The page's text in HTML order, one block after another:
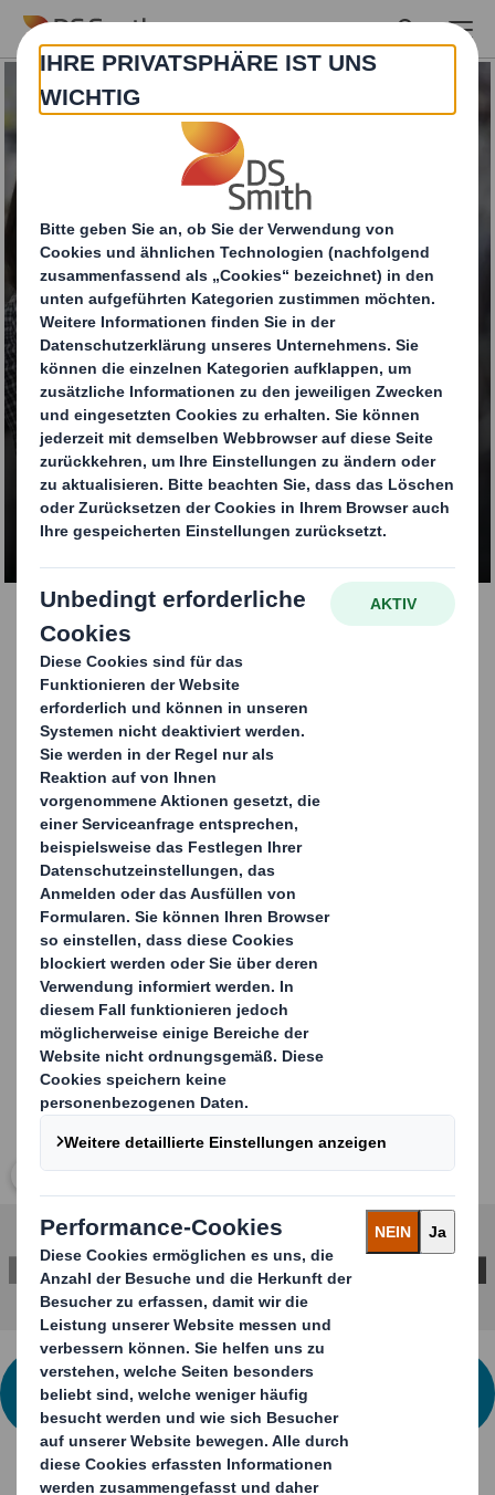
Skip to main content
Deckenhänger
KONTAKTIEREN SIE UNS
Deckenhänger
Ob einfache Würfel oder als ausgefeilte , filigrane Mobile
– unsere dekorativen Deckenhänger verfehlen nicht
ihre Werbewirkung.
Geklebte Faltschachtelkartons und Wellpappe kommen
als solides und haltbares Material zum Einsatz. Für
komplexere Mobiles können diese mit
Kunststoffschnüren und Draht kombiniert werden.
Carousel. Use previous and next buttons to move
Klicken Sie zum Vergrößern des Bildes
KONTAKTIEREN SIE UNS FÜR WEITERE
INFORMATIONEN